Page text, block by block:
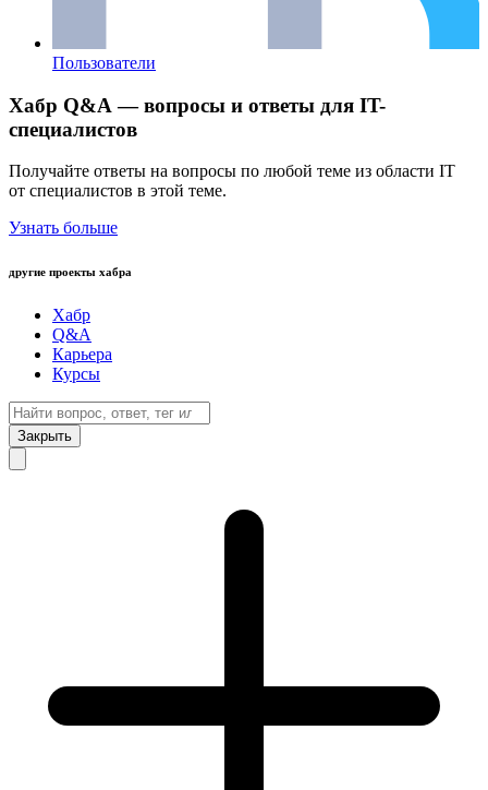
Пользователи
Хабр Q&A — вопросы и ответы для IT-
специалистов
Получайте ответы на вопросы по любой теме из области IT
от специалистов в этой теме.
Узнать больше
другие проекты хабра
Хабр
Q&A
Карьера
Курсы
Закрыть